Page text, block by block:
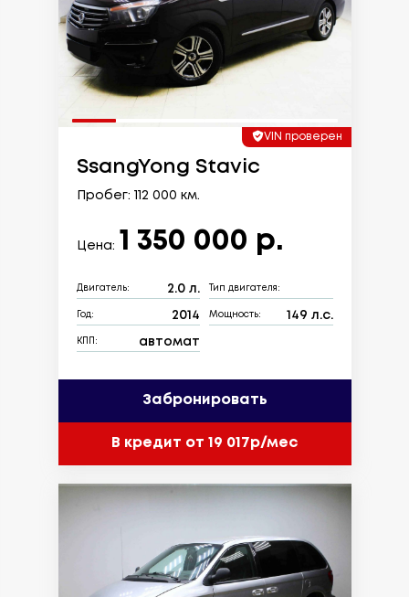
VIN проверен
SsangYong Stavic
Пробег: 112 000 км.
Цена: 1 350 000 р.
Двигатель: 2.0 л. Тип двигателя:
Год: 2014 Мощность: 149 л.с.
КПП: автомат
Забронировать
В кредит от 19 017р/мес